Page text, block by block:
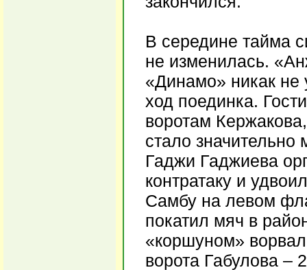
В середине тайма
не изменилась.
«Динамо» никак не
ход поединка.
воротам
стало
Гаджи Гаджиева
контратаку и
Самбу на левом
покатил мяч в
«коршуном»
ворота Габулова –